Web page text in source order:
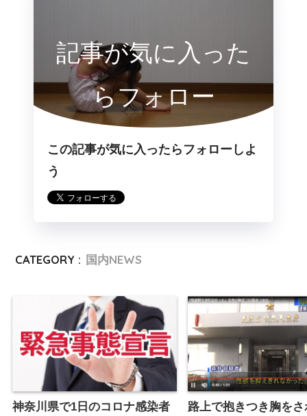
記事が気に入った
らフォロー
この記事が気に入ったらフォローしよ
う
CATEGORY : 国内NEWS
神奈川県で1日のコロナ感染者
路上で抱きつき胸を